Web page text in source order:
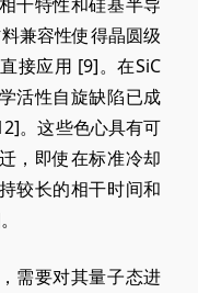
兼容性使得晶圆级
接应用 [9]。在SiC
活性自旋缺陷已成
。这些色心具有可
，即使在标准冷却
较长的相干时间和
需要对其量子态进